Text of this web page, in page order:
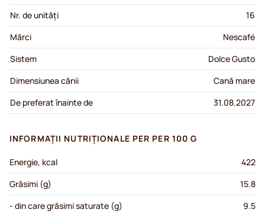
Nr. de unități
16
Mărci
Nescafé
Sistem
Dolce Gusto
Dimensiunea cănii
Cană mare
De preferat înainte de
31.08.2027
INFORMAȚII NUTRIȚIONALE PER PER 100 G
Energie, kcal
422
Grăsimi (g)
15.8
- din care grăsimi saturate (g)
9.5